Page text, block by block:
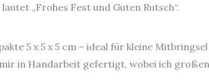
„Frohes Fest und Guten Rutsch“.
5 x 5 x 5 cm – ideal für kleine
in Handarbeit gefertigt, wobei ich